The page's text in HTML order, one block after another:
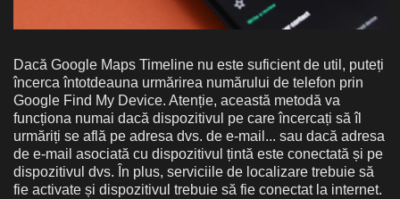
Dacă Google Maps Timeline nu este suficient de util, puteți
încerca întotdeauna urmărirea numărului de telefon prin
Google Find My Device. Atenție, această metodă va
funcționa numai dacă dispozitivul pe care încercați să îl
urmăriți se află pe adresa dvs. de e-mail... sau dacă adresa
de e-mail asociată cu dispozitivul țintă este conectată și pe
dispozitivul dvs. În plus, serviciile de localizare trebuie să
fie activate și dispozitivul trebuie să fie conectat la internet.